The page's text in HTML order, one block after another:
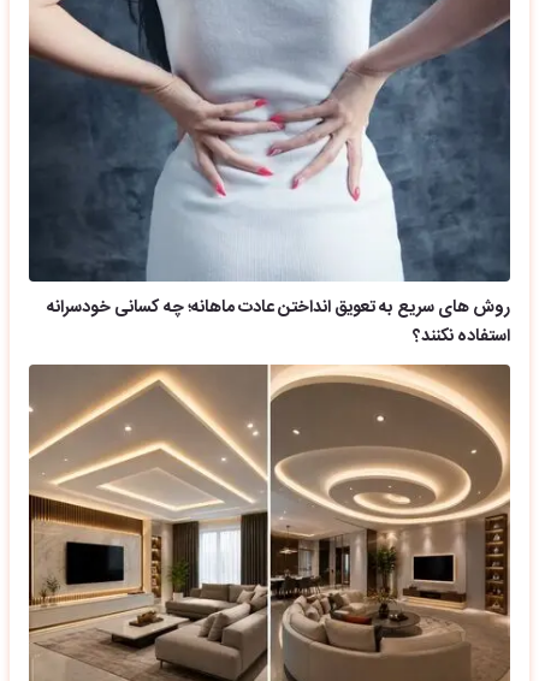
روش های سریع به تعویق انداختن عادت ماهانه؛ چه کسانی خودسرانه
استفاده نکنند؟